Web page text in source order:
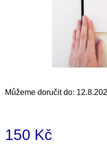
Můžeme doručit do:
150 Kč